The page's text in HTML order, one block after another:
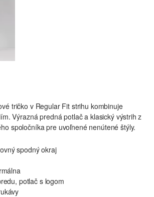
tričko v Regular Fit strihu kombinuje
Výrazná predná potlač a klasický výstrih z
spoločníka pre uvoľnené nenútené štýly.
spodný okraj
potlač s logom